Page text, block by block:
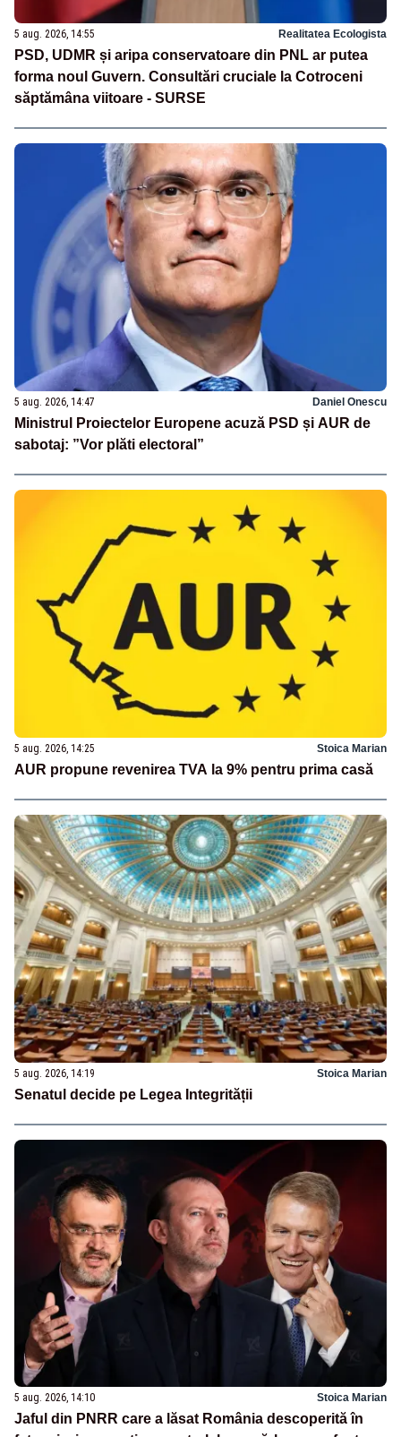
5 aug. 2026, 14:55 Realitatea Ecologista
PSD, UDMR și aripa conservatoare din PNL ar putea
forma noul Guvern. Consultări cruciale la Cotroceni
săptămâna viitoare - SURSE
5 aug. 2026, 14:47 Daniel Onescu
Ministrul Proiectelor Europene acuză PSD și AUR de
sabotaj: ”Vor plăti electoral”
5 aug. 2026, 14:25 Stoica Marian
AUR propune revenirea TVA la 9% pentru prima casă
5 aug. 2026, 14:19 Stoica Marian
Senatul decide pe Legea Integrității
5 aug. 2026, 14:10 Stoica Marian
Jaful din PNRR care a lăsat România descoperită în